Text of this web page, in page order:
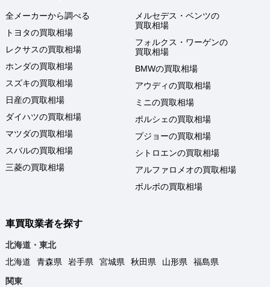
全メーカーから調べる
トヨタの買取相場
レクサスの買取相場
ホンダの買取相場
スズキの買取相場
日産の買取相場
ダイハツの買取相場
マツダの買取相場
スバルの買取相場
三菱の買取相場
メルセデス・ベンツの
買取相場
フォルクス・ワーゲンの
買取相場
BMWの買取相場
アウディの買取相場
ミニの買取相場
ポルシェの買取相場
プジョーの買取相場
シトロエンの買取相場
アルファロメオの買取相場
ボルボの買取相場
車買取業者を探す
北海道・東北
北海道
青森県 岩手県 宮城県 秋田県 山形県
福島県
関東